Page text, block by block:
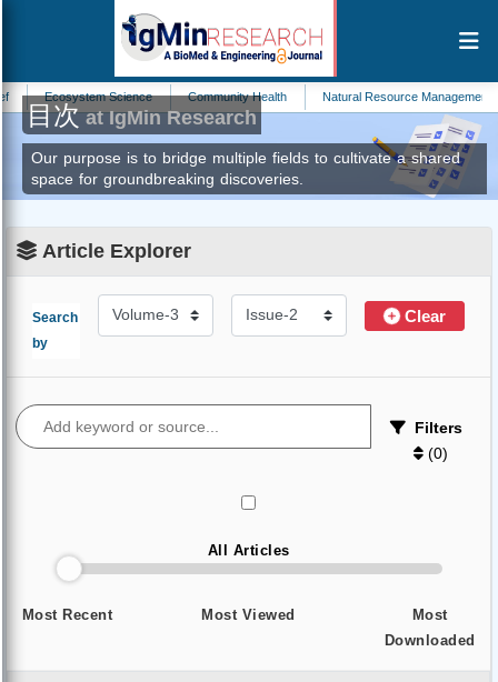
Ecosystem Science Community Health Natural Resource Management
目次at IgMin Research
Our purpose is to bridge multiple fields to cultivate a shared
space for groundbreaking discoveries.
Article Explorer
Search
by
Clear
Filters
(0)
All Articles
Most Recent Most Viewed
Most
Downloaded